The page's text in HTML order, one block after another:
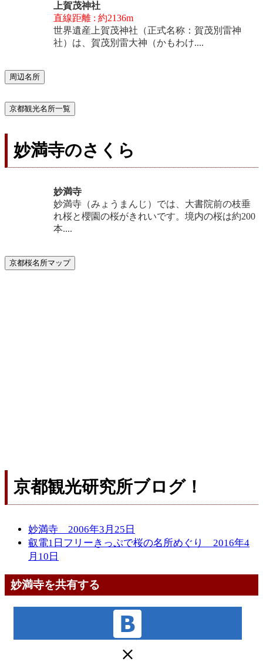
上賀茂神社
直線距離 : 約2136m
世界遺産上賀茂神社（正式名称：賀茂別雷神
社）は、賀茂別雷大神（かもわけ....
周辺名所
京都観光名所一覧
妙満寺のさくら
妙満寺
妙満寺（みょうまんじ）では、大書院前の枝垂
れ桜と櫻園の桜がきれいです。境内の桜は約200
本....
京都桜名所マップ
京都観光研究所ブログ！
妙満寺 2006年3月25日
叡電1日フリーきっぷで桜の名所めぐり 2016年4
月10日
妙満寺を共有する